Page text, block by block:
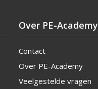
Over PE-Academy
Contact
Over PE-Academy
Veelgestelde vragen